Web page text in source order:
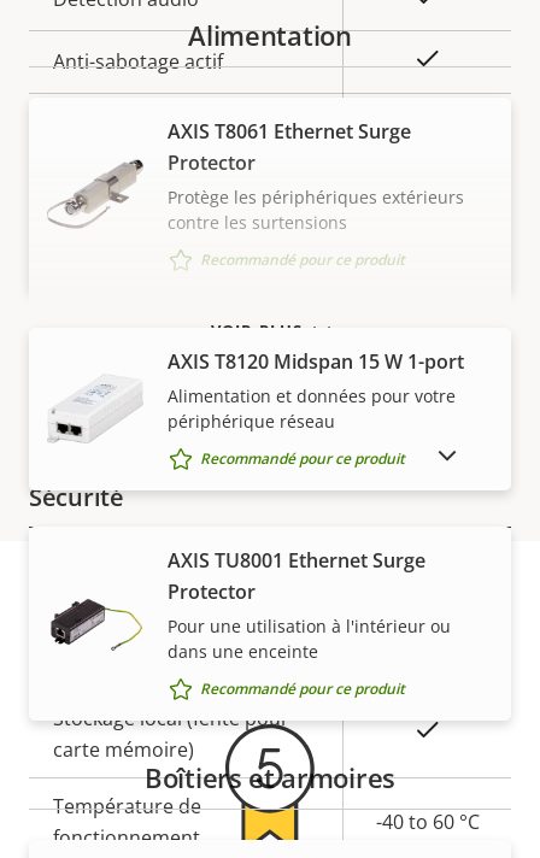
de la
propriété
la
propriété
Anti-sabotage actif
Entrées/sorties d'alarme
Connecteurs en série
Détection de mouvement
Description
de la
Valeur de
Classe PoE
Sécurité
de la
propriété
Valeur de
la
propriété
–
Général
Description
de la
propriété
Valeur de
propriété
Stockage local (fente pour
carte mémoire)
Oui
Température de
fonctionnement
-40 to 60 °C
VOIR PLUS
Alimentation
AXIS T8061 Ethernet Surge
Protector
Protège les périphériques extérieurs
contre les surtensions
Recommandé pour ce produit
AXIS T8120 Midspan 15 W 1-port
Alimentation et données pour votre
périphérique réseau
Recommandé pour ce produit
AXIS TU8001 Ethernet Surge
Protector
Pour une utilisation à l'intérieur ou
dans une enceinte
Recommandé pour ce produit
Boîtiers et armoires
AFFICHER LES PRODUITS ABANDONNÉS
Garantie